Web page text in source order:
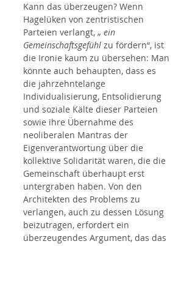
Kann das überzeugen? Wenn
Hagelüken von zentristischen
Parteien verlangt, „ ein
Gemeinschaftsgefühl zu fördern“, ist
die Ironie kaum zu übersehen: Man
könnte auch behaupten, dass es
die jahrzehntelange
Individualisierung, Entsolidierung
und soziale Kälte dieser Parteien
sowie ihre Übernahme des
neoliberalen Mantras der
Eigenverantwortung über die
kollektive Solidarität waren, die die
Gemeinschaft überhaupt erst
untergraben haben. Von den
Architekten des Problems zu
verlangen, auch zu dessen Lösung
beizutragen, erfordert ein
überzeugendes Argument, das das